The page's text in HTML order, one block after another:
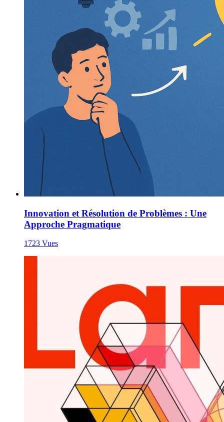
Innovation et Résolution de Problèmes : Une
Approche Pragmatique
1723 Vues